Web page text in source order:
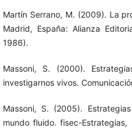
Martín Serrano, M. (2009). La
Madrid, España: Alianza
1986).
Massoni, S. (2000).
investigarnos vivos.
Massoni, S. (2005).
mundo fluido. fisec-